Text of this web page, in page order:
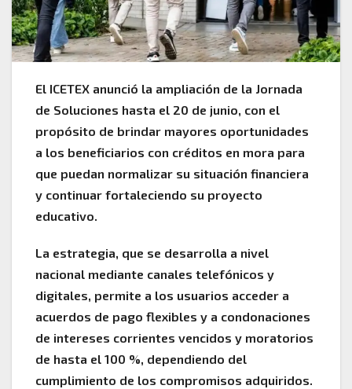
El ICETEX anunció la ampliación de la Jornada
de Soluciones hasta el 20 de junio, con el
propósito de brindar mayores oportunidades
a los beneficiarios con créditos en mora para
que puedan normalizar su situación financiera
y continuar fortaleciendo su proyecto
educativo.
La estrategia, que se desarrolla a nivel
nacional mediante canales telefónicos y
digitales, permite a los usuarios acceder a
acuerdos de pago flexibles y a condonaciones
de intereses corrientes vencidos y moratorios
de hasta el 100 %, dependiendo del
cumplimiento de los compromisos adquiridos.